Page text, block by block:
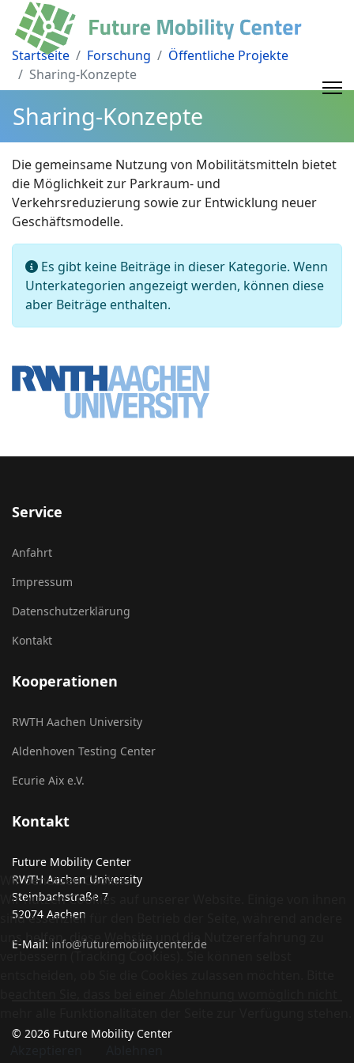
Startseite Forschung
Öffentliche Projekte
Sharing-Konzepte
Sharing-Konzepte
Die gemeinsame Nutzung von Mobilitätsmitteln bietet
die Möglichkeit zur Parkraum- und
Verkehrsreduzierung sowie zur Entwicklung neuer
Geschäftsmodelle.
Information
Es gibt keine Beiträge in dieser Kategorie. Wenn
Unterkategorien angezeigt werden, können diese
aber Beiträge enthalten.
Service
Anfahrt
Impressum
Datenschutzerklärung
Kontakt
Kooperationen
RWTH Aachen University
Aldenhoven Testing Center
Ecurie Aix e.V.
Kontakt
Future Mobility Center
RWTH Aachen University
Steinbachstraße 7
52074 Aachen
E-Mail: info@futuremobilitycenter.de
© 2026 Future Mobility Center
Wir benutzen Cookies
Wir nutzen Cookies auf unserer Website. Einige von ihnen
sind essenziell für den Betrieb der Seite, während andere
uns helfen, diese Website und die Nutzererfahrung zu
verbessern (Tracking Cookies). Sie können selbst